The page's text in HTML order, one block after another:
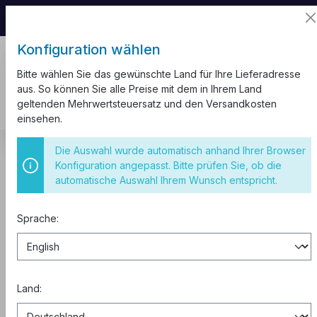
Installationsmaterial Hohlwand Installationsdosen
Hohlwand Schalterdose T 35mm -
Konfiguration wählen
Bitte wählen Sie das gewünschte Land für Ihre Lieferadresse
aus. So können Sie alle Preise mit dem in Ihrem Land
geltenden Mehrwertsteuersatz und den Versandkosten
einsehen.
Die Auswahl wurde automatisch anhand Ihrer Browser
Konfiguration angepasst. Bitte prüfen Sie, ob die
automatische Auswahl Ihrem Wunsch entspricht.
Sprache:
Land: